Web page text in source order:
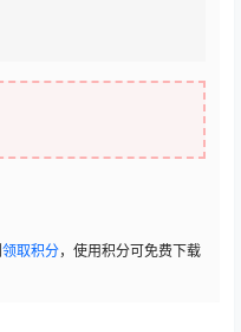
领取积分，使用积分可免费下载